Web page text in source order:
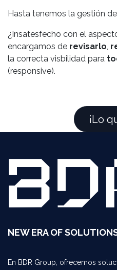
Hasta tenemos la gestión de
¿Insatesfecho con el
encargamos de revisarlo,
la correcta visbilidad para
(responsive).
¡Lo
NEW ERA OF
En BDR Group, ofrecemos